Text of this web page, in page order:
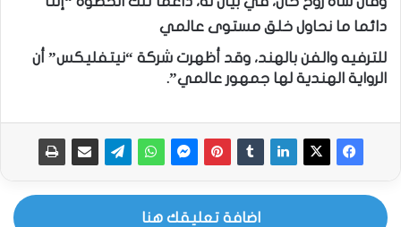
دائما ما نحاول خلق مستوى عالمي
للترفيه والفن بالهند، وقد أظهرت شركة “نيتفليكس” أن
الرواية الهندية لها جمهور عالمي”.
اضافة تعليقك هنا